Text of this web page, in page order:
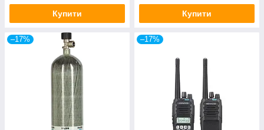
Купити Купити
–17% –17%